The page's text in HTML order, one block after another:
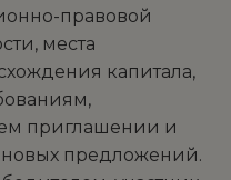
правовой
места
капитала,
приглашении и
предложений.